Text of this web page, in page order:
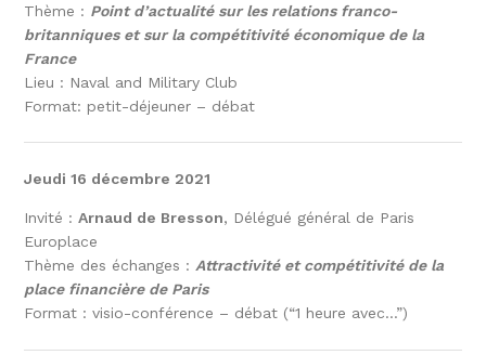
Thème : Point d’actualité sur les relations franco-
britanniques et sur la compétitivité économique de la
France
Lieu : Naval and Military Club
Format: petit-déjeuner – débat
Jeudi 16 décembre 2021
Invité :Arnaud de Bresson, Délégué général de Paris
Europlace
Thème des échanges :Attractivité et compétitivité de la
place financière de Paris
Format : visio-conférence – débat (“1 heure avec…”)